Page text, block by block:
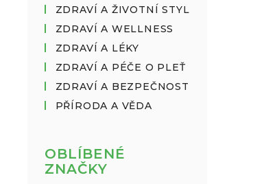
ZDRAVÍ A ŽIVOTNÍ STYL
ZDRAVÍ A WELLNESS
ZDRAVÍ A LÉKY
ZDRAVÍ A PÉČE O PLEŤ
ZDRAVÍ A BEZPEČNOST
PŘÍRODA A VĚDA
OBLÍBENÉ
ZNAČKY